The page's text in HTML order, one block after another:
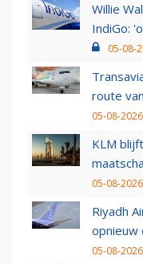
Willie
IndiGo:
05-08-
route
05-08-
KLM
05-08-
Riyadh
opnieuw
05-08-